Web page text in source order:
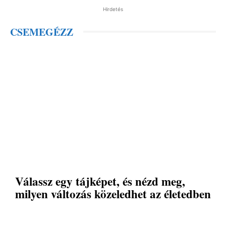
Hirdetés
CSEMEGÉZZ
Válassz egy tájképet, és nézd meg,
milyen változás közeledhet az életedben